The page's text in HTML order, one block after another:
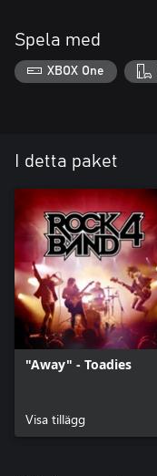
Spela med
XBOX One
I detta paket
"Away" - Toadies
Visa tillägg